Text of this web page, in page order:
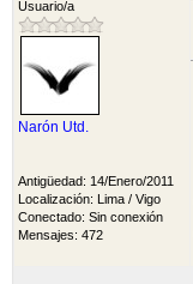
Usuario/a
Narón Utd.
Antigüedad: 14/Enero/2011
Localización: Lima / Vigo
Conectado: Sin conexión
Mensajes: 472